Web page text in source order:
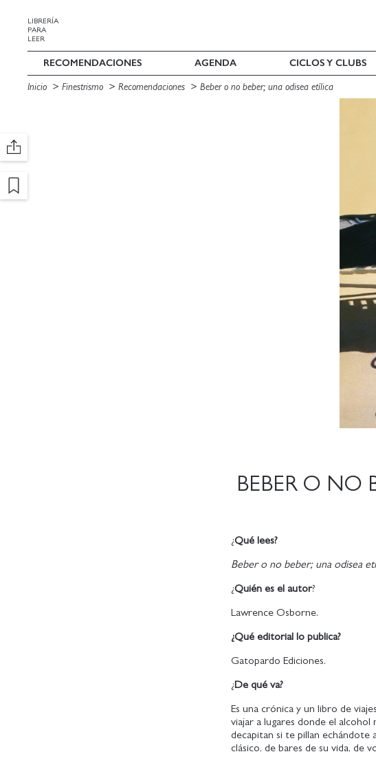
LIBRERÍA
PARA
LEER
RECOMENDACIONES AGENDA CICLOS Y CLUBS
Inicio Finestrismo Recomendaciones Beber o no beber; una odisea etílica
BEBER O NO
¿Qué lees?
Beber o no beber; una odisea
¿Quién es el autor?
Lawrence Osborne.
¿Qué editorial lo publica?
Gatopardo Ediciones.
¿De qué va?
Es una crónica y un libro de
viajar a lugares donde el
decapitan si te pillan echándote
clásico, de bares de su vida, de